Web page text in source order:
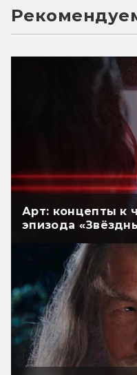
Арт: концепты к
эпизода